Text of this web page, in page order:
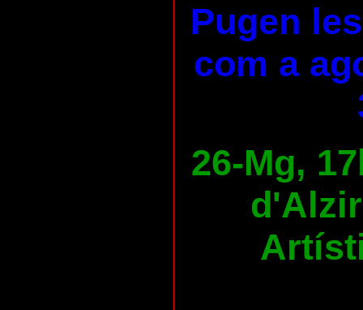
Pugen
com a
26-Mg,